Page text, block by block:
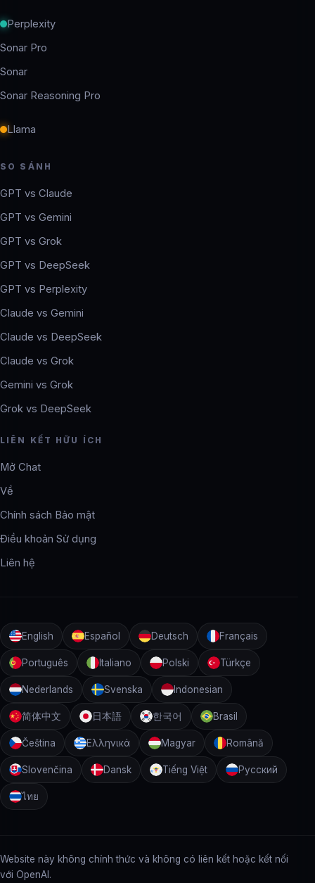
Perplexity
Sonar Pro
Sonar
Sonar Reasoning Pro
Llama
SO SÁNH
GPT vs Claude
GPT vs Gemini
GPT vs Grok
GPT vs DeepSeek
GPT vs Perplexity
Claude vs Gemini
Claude vs DeepSeek
Claude vs Grok
Gemini vs Grok
Grok vs DeepSeek
LIÊN KẾT HỮU ÍCH
Mở Chat
Về
Chính sách Bảo mật
Điều khoản Sử dụng
Liên hệ
English Español Deutsch Français
Português Italiano Polski Türkçe
Nederlands Svenska Indonesian
简体中文 日本語 한국어 Brasil
Čeština Ελληνικά Magyar Română
Slovenčina Dansk Tiếng Việt Русский
ไทย
Website này không chính thức và không có liên kết hoặc kết nối
với OpenAI.